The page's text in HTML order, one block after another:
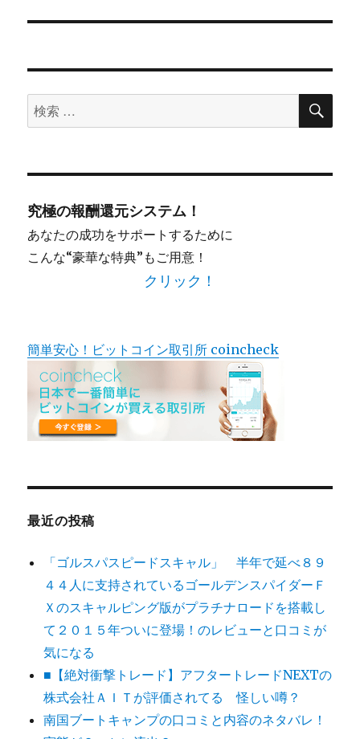
ン
検
索
象:
検
究極の報酬還元システム！
あなたの成功をサポートするために
こんな“豪華な特典”もご用意！
クリック！
簡単安心！ビットコイン取引所 coincheck
最近の投稿
「ゴルスパスピードスキャル」 半年で延べ８９
４４人に支持されているゴールデンスパイダーＦ
Ｘのスキャルピング版がプラチナロードを搭載し
て２０１５年ついに登場！のレビューと口コミが
気になる
■【絶対衝撃トレード】アフタートレードNEXTの
株式会社ＡＩＴが評価されてる 怪しい噂？
南国ブートキャンプの口コミと内容のネタバレ！